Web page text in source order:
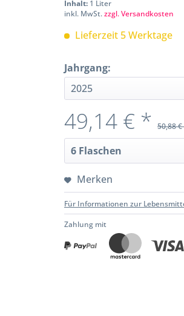
Inhalt: 1 Liter
inkl. MwSt.zzgl. Versandkosten
Lieferzeit 5 Werktage
Jahrgang:
49,14 € * 50,88
Merken
Für Informationen zur
Zahlung mit